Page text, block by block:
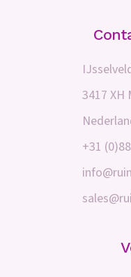
3417
+31